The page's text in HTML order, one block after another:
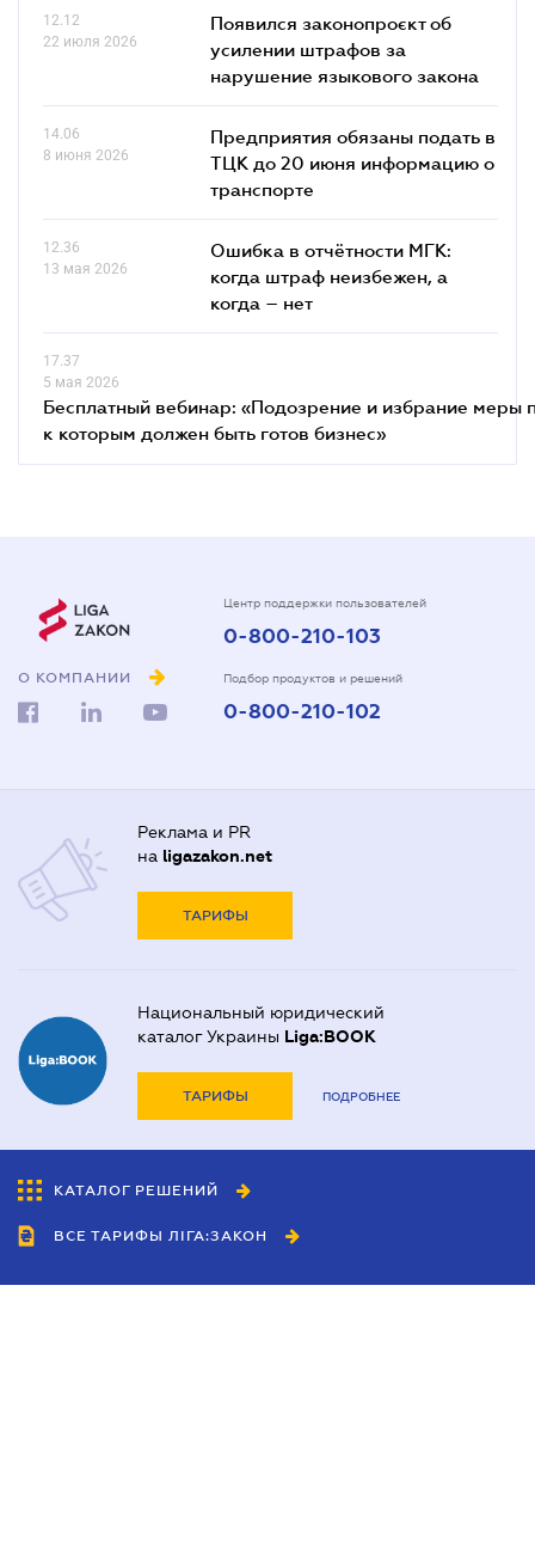
12.12
22 июля 2026
Появился законопроєкт об
усилении штрафов за
нарушение языкового закона
14.06
8 июня 2026
Предприятия обязаны подать в
ТЦК до 20 июня информацию о
транспорте
12.36
13 мая 2026
Ошибка в отчётности МГК:
когда штраф неизбежен, а
когда – нет
17.37
5 мая 2026
Бесплатный вебинар: «Подозрение и избрание меры
к которым должен быть готов бизнес»
О КОМПАНИИ
Центр поддержки пользователей
0-800-210-103
Подбор продуктов и решений
0-800-210-102
Реклама и PR
на ligazakon.net
ТАРИФЫ
Национальный юридический
каталог Украины Liga:BOOK
ТАРИФЫ ПОДРОБНЕЕ
КАТАЛОГ РЕШЕНИЙ
ВСЕ ТАРИФЫ ЛІГА:ЗАКОН